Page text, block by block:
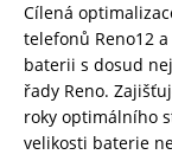
Cílená
telefonů Reno12
baterii s dosud
řady Reno.
roky optimálního
velikosti baterie